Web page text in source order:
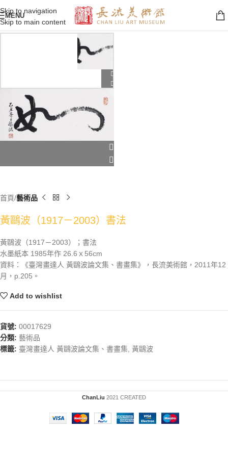
Skip to navigation
Skip to main content
MENU
首頁 藝術品
黃鷗波（1917－2003）書法
黃鷗波（1917－2003）；書法
水墨紙本 1985年作 26.6ｘ56cm
資料：《臺灣畫達人 黃鷗波論文集、書畫集》，長流美術館，2011年12
月，p.205。
Add to wishlist
貨號: 00017629
分類: 藝術品
標籤: 臺灣畫達人 黃鷗波論文集、書畫集 黃鷗波
ChanLiu 2021 CREATED